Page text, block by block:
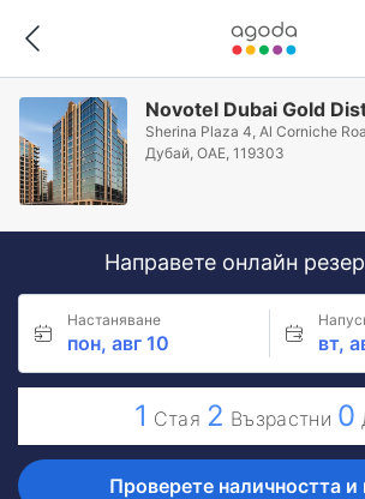
Novotel Dubai Gold
Sherina Plaza 4, Al Corniche
Дубай, ОАЕ, 119303
Направете онлайн
Настаняване
пон, авг 10 вт,
1 Стая 2 Възрастни 0
Проверете наличността и